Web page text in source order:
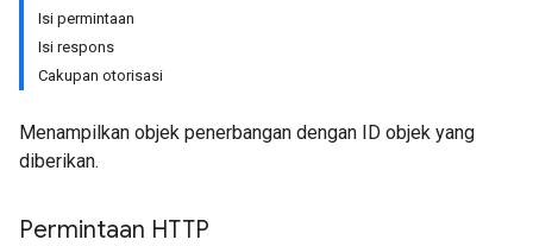
Isi permintaan
Isi respons
Cakupan otorisasi
Menampilkan objek penerbangan dengan ID objek yang
diberikan.
Permintaan HTTP